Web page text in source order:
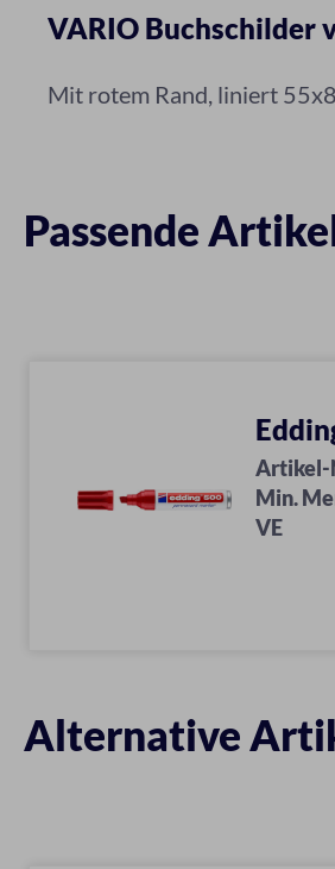
VARIO Buchschilder
Mit rotem Rand, liniert
Passende
Artikel-
Min.
VE
Alternative